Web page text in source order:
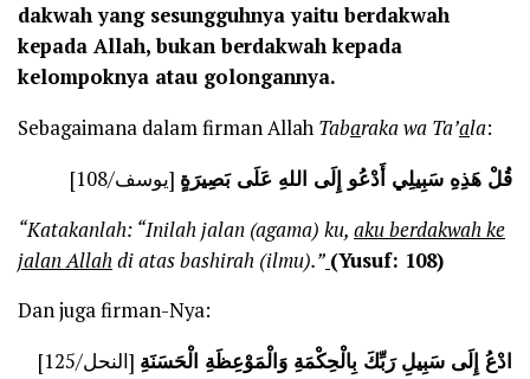
dakwah yangsesungguhnya yaitu berdakwah
kepada Allah, bukan berdakwah kepada
kelompoknya atau golongannya.
Sebagaimana dalam firman Allah Tabaraka wa Ta’ala:
قُلْ هَذِهِ سَبِيلِي أَدْعُو إِلَى اللهِ عَلَى بَصِيرَةٍ [يوسف/108]
“Katakanlah: “Inilah jalan (agama) ku, aku berdakwah ke
jalan Allah di atas bashirah (ilmu).” (Yusuf: 108)
Dan juga firman-Nya:
ادْعُ إِلَى سَبِيلِ رَبِّكَ بِالْحِكْمَةِ وَالْمَوْعِظَةِ الْحَسَنَةِ [النحل/125]